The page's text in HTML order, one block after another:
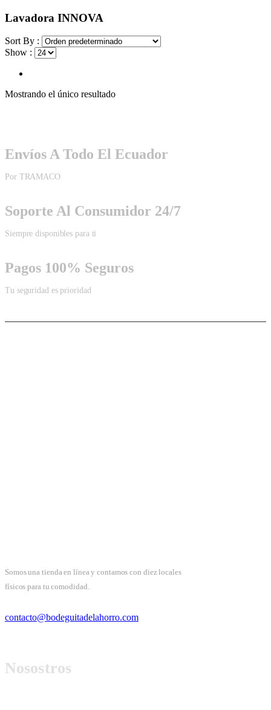
Lavadora INNOVA
Sort By :
Show :
Mostrando el único resultado
Envíos A Todo El Ecuador
Por TRAMACO
Soporte Al Consumidor 24/7
Siempre disponibles para ti
Pagos 100% Seguros
Tu seguridad es prioridad
Somos una tienda en línea y contamos con diez locales
físicos para tu comodidad.
contacto@bodeguitadelahorro.com
Nosostros